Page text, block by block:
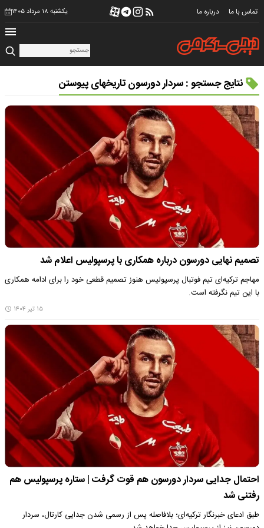
تماس با ما درباره ما یکشنبه ۱۸ مرداد ۱۴۰۵
نتایج جستجو : سردار دورسون تاریخهای پیوستن
تصمیم نهایی دورسون درباره همکاری با پرسپولیس اعلام شد
مهاجم ترکیه‌ای تیم فوتبال پرسپولیس هنوز تصمیم قطعی خود را برای ادامه همکاری
با این تیم نگرفته است.
۱۵ تیر ۱۴۰۴
احتمال جدایی سردار دورسون هم قوت گرفت | ستاره پرسپولیس هم
رفتنی شد
طبق ادعای خبرنگار ترکیه‌ای؛ بلافاصله پس از رسمی شدن جدایی کارتال، سردار